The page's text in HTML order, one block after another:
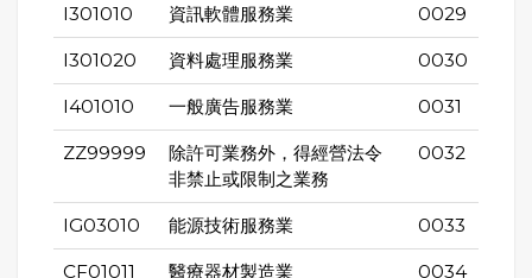
I301010 資訊軟體服務業 0029
I301020 資料處理服務業 0030
I401010 一般廣告服務業 0031
ZZ99999
除許可業務外，得經營法令
非禁止或限制之業務
0032
IG03010 能源技術服務業 0033
CF01011 醫療器材製造業 0034